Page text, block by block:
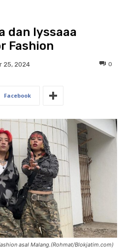
dan lyssaaa
Fashion
25, 2024 0
Facebook
asal Malang.(Rohmat/Blokjatim.com)